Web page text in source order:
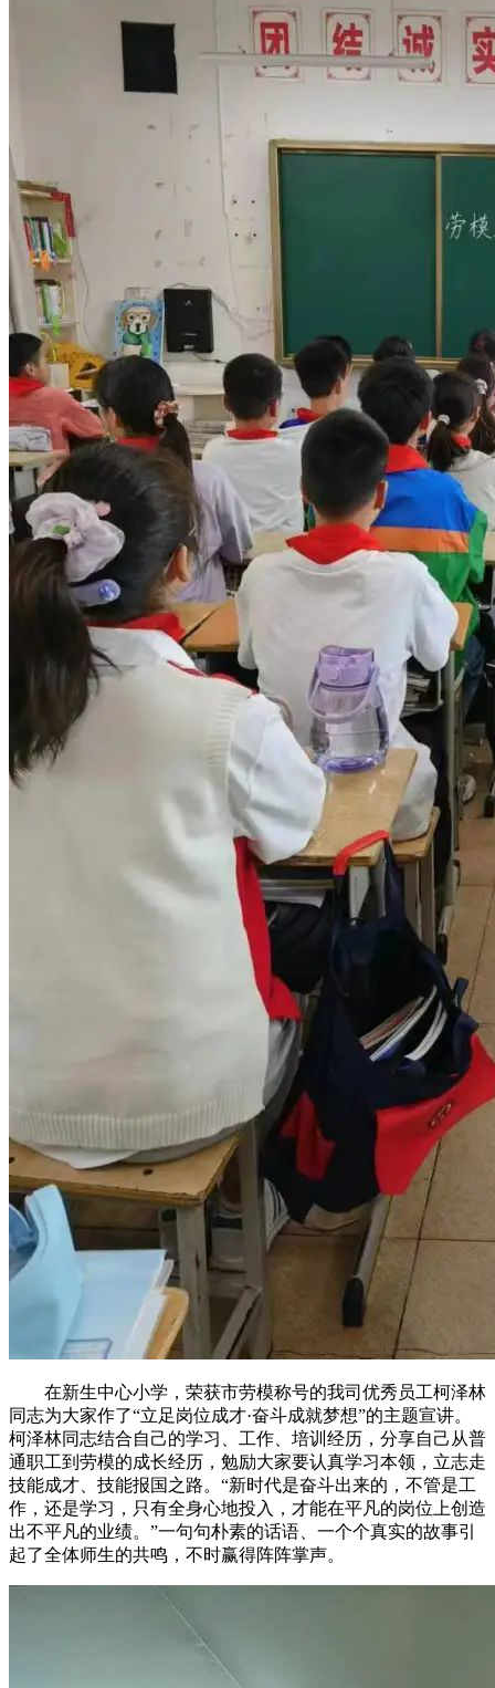
在新生中心小学，荣获市劳模称号的我司优秀员工柯泽林
同志为大家作了“立足岗位成才·奋斗成就梦想”的主题宣讲。
柯泽林同志结合自己的学习、工作、培训经历，分享自己从普
通职工到劳模的成长经历，勉励大家要认真学习本领，立志走
技能成才、技能报国之路。“新时代是奋斗出来的，不管是工
作，还是学习，只有全身心地投入，才能在平凡的岗位上创造
出不平凡的业绩。”一句句朴素的话语、一个个真实的故事引
起了全体师生的共鸣，不时赢得阵阵掌声。